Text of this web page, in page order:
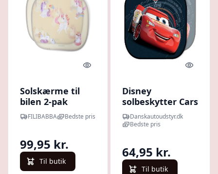
Quick look
Solskærme til
bilen 2-pak
Unicorn Shores
FILIBABBA Bedste pris
99,95 kr.
Til butik
Quick
Disney
solbeskytter Cars
2 - 2 stk. - 44x35
cm
Danskautoudstyr.dk
Bedste pris
64,95 kr.
Til butik